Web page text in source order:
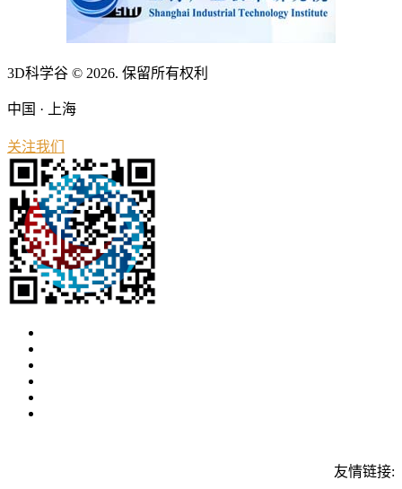
3D科学谷 © 2026. 保留所有权利
中国 · 上海
关注我们
友情链接: